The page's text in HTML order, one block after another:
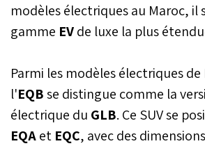
modèles électriques au Maroc, il
gamme EVde luxe la plus
Parmi les modèles électriques de
l'EQBse distingue comme la
électrique du GLB. Ce SUV se
EQAet EQC, avec des